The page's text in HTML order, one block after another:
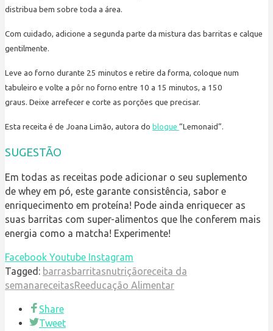
distribua bem sobre toda a área.
Com cuidado, adicione a segunda parte da mistura das barritas e calque
gentilmente.
Leve ao forno durante 25 minutos e retire da forma, coloque num
tabuleiro e volte a pôr no forno entre 10 a 15 minutos, a 150
graus. Deixe arrefecer e corte as porções que precisar.
Esta receita é de Joana Limão, autora do blogue “Lemonaid”.
SUGESTÃO
Em todas as receitas pode adicionar o seu suplemento
de whey em pó, este garante consistência, sabor e
enriquecimento em proteína! Pode ainda enriquecer as
suas barritas com super-alimentos que lhe conferem mais
energia como a matcha! Experimente!
Facebook Youtube Instagram
Tagged: barrasbarritasnutriçãoreceita da
semanareceitasReeducação Alimentar
Share
Tweet